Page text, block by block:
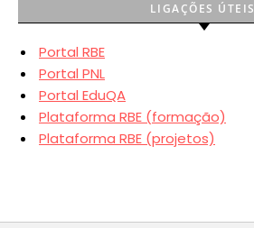
LIGAÇÕES ÚTEIS
Portal RBE
Portal PNL
Portal EduQA
Plataforma RBE (formação)
Plataforma RBE (projetos)